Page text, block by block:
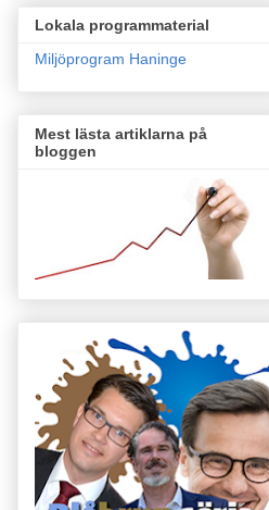
Lokala programmaterial
Miljöprogram Haninge
Mest lästa artiklarna på
bloggen